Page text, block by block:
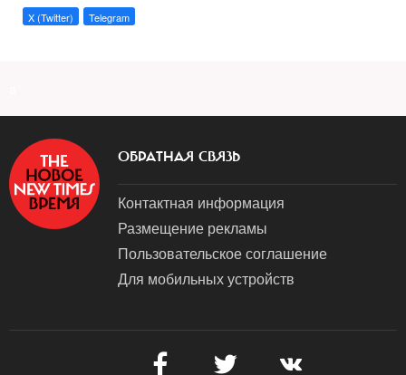
X (Twitter) Telegram
ОБРАТНАЯ СВЯЗЬ
Контактная информация
Размещение рекламы
Пользовательское соглашение
Для мобильных устройств